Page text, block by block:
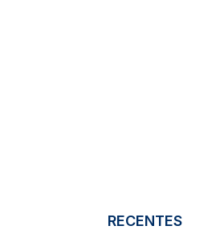
RECENTES